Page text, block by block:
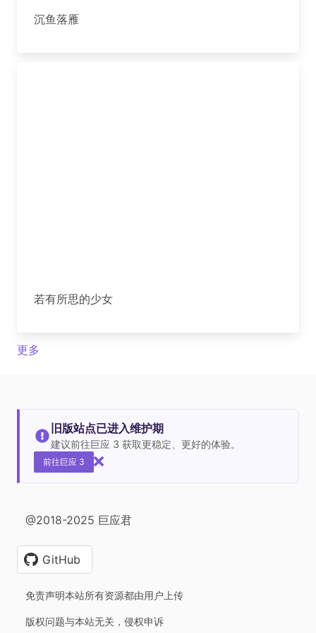
沉鱼落雁
若有所思的少女
更多
旧版站点已进入维护期
建议前往巨应 3 获取更稳定、更好的体验。
前往巨应 3
@2018-2025 巨应君
GitHub
免责声明本站所有资源都由用户上传
版权问题与本站无关，侵权申诉